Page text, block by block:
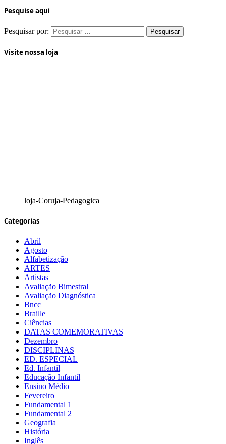
Pesquise aqui
Pesquisar por:
Visite nossa loja
loja-Coruja-Pedagogica
Categorias
Abril
Agosto
Alfabetização
ARTES
Artistas
Avaliação Bimestral
Avaliação Diagnóstica
Bncc
Braille
Ciências
DATAS COMEMORATIVAS
Dezembro
DISCIPLINAS
ED. ESPECIAL
Ed. Infantil
Educação Infantil
Ensino Médio
Fevereiro
Fundamental 1
Fundamental 2
Geografia
História
Inglês